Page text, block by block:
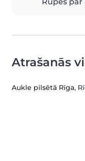
Rūpes
Atrašanās
Aukle pilsētā Rīga,